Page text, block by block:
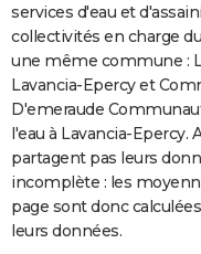
services d'eau et
collectivités en charge
une même commune :
Lavancia-Epercy et
D'emeraude
l'eau à Lavancia-
partagent pas leurs
incomplète : les
page sont donc
leurs données.